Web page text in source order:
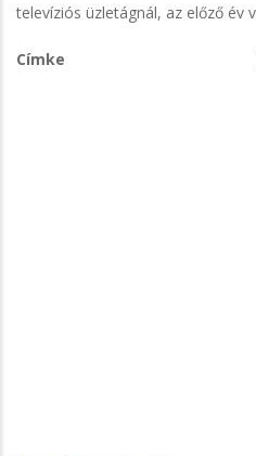
televíziós üzletágnál, az előző év
Címke